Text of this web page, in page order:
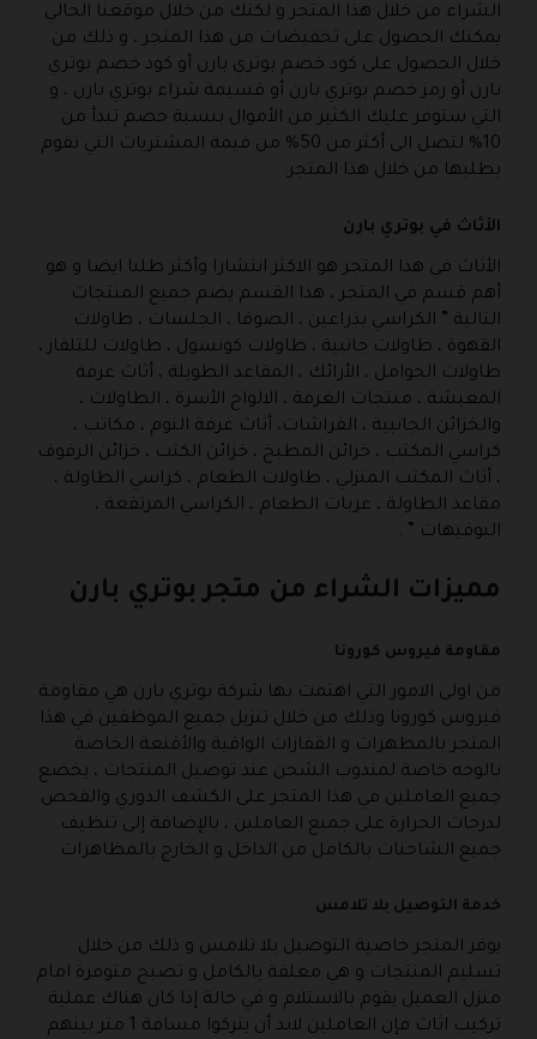
الشراء من خلال هذا المتجر و لكنك من خلال موقعنا الحالي
يمكنك الحصول على تخفيضات من هذا المتجر ، و ذلك من
خلال الحصول على كود خصم بوتري بارن أو كود خصم بوتري
بارن أو رمز خصم بوتري بارن أو قسيمة شراء بوتري بارن ، و
التي ستوفر عليك الكثير من الأموال بنسبة خصم تبدأ من
10% لتصل الى أكثر من 50% من قيمة المشتريات التي تقوم
بطلبها من خلال هذا المتجر.
الأثاث في بوتري بارن
الأثاث في هذا المتجر هو الاكثر انتشارا وأكثر طلبا ايضا و هو
أهم قسم في المتجر ، هذا القسم يضم جميع المنتجات
التالية ” الكراسي بذراعين ، الصوفا ، الجلسات ، طاولات
القهوة ، طاولات جانبية ، طاولات كونسول ، طاولات للتلفاز ،
طاولات الحوامل ، الأرائك ، المقاعد الطويلة ، أثاث غرفة
المعيشة ، منتجات الغرفة ، الالواح الأسرة ، الطاولات ،
والخزائن الجانبية ، الفراشات، أثاث غرفة النوم ، مكاتب ،
كراسي المكتب ، خزائن المطبخ ، خزائن الكتب ، خزائن الرفوف
، أثاث المكتب المنزلي ، طاولات الطعام ، كراسي الطاولة ،
مقاعد الطاولة ، عربات الطعام ، الكراسي المرتفعة ،
البوفيهات ” .
مميزات الشراء من متجر بوتري بارن
مقاومة فيروس كورونا
من اولى الامور التي اهتمت بها شركة بوتري بارن هي مقاومة
فيروس كورونا وذلك من خلال تنزيل جميع الموظفين في هذا
المتجر بالمطهرات و القفازات الواقية والأقنعة الخاصة
بالوجه خاصة لمندوب الشحن عند توصيل المنتجات ، يخضع
جميع العاملين في هذا المتجر على الكشف الدوري والفحص
لدرجات الحرارة على جميع العاملين ، بالإضافة إلى تنظيف
جميع الشاحنات بالكامل من الداخل و الخارج بالمظاهرات .
خدمة التوصيل بلا تلامس
يوفر المتجر خاصية التوصيل بلا تلامس و ذلك من خلال
تسليم المنتجات و هي مغلفة بالكامل و تصبح متوفرة امام
منزل العميل يقوم بالاستلام و في حالة إذا كان هناك عملية
تركيب اثاث فإن العاملين لابد أن يتركوا مسافة 1 متر بينهم